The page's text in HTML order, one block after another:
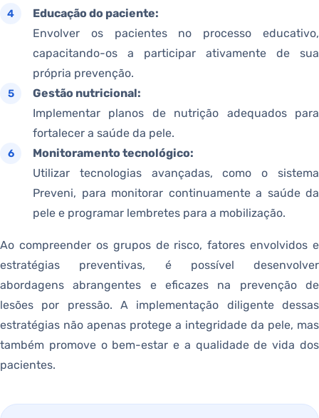
Educação do paciente:
Envolver os pacientes no processo educativo,
capacitando-os a participar ativamente de sua
própria prevenção.
Gestão nutricional:
Implementar planos de nutrição adequados para
fortalecer a saúde da pele.
Monitoramento tecnológico:
Utilizar tecnologias avançadas, como o sistema
Preveni, para monitorar continuamente a saúde da
pele e programar lembretes para a mobilização.
Ao compreender os grupos de risco, fatores envolvidos e
estratégias preventivas, é possível desenvolver
abordagens abrangentes e eficazes na prevenção de
lesões por pressão. A implementação diligente dessas
estratégias não apenas protege a integridade da pele, mas
também promove o bem-estar e a qualidade de vida dos
pacientes.